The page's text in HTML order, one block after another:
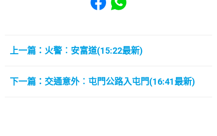
上一篇：火警︰安富道(15:22最新)
下一篇：交通意外︰屯門公路入屯門(16:41最新)